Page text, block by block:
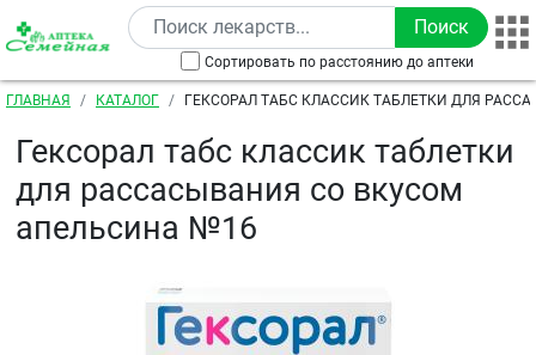
Перейти к основному содержанию
Сортировать по расстоянию до аптеки
Строка навигации
ГЛАВНАЯ КАТАЛОГ
ГЕКСОРАЛ ТАБС КЛАССИК ТАБЛЕТКИ ДЛЯ
Гексорал табс классик таблетки
для рассасывания со вкусом
апельсина №16